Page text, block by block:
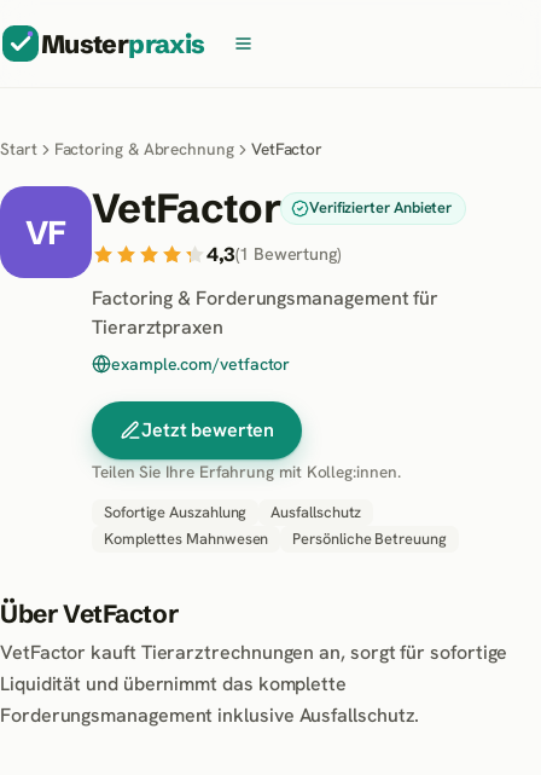
Musterpraxis
Start Factoring & Abrechnung VetFactor
VF VetFactor Verifizierter Anbieter
4,3(1 Bewertung)
Factoring & Forderungsmanagement für
Tierarztpraxen
example.com/vetfactor
Jetzt bewerten
Teilen Sie Ihre Erfahrung mit Kolleg:innen.
Sofortige Auszahlung
Ausfallschutz
Komplettes Mahnwesen
Persönliche Betreuung
ÜberVetFactor
VetFactor kauft Tierarztrechnungen an, sorgt für sofortige
Liquidität und übernimmt das komplette
Forderungsmanagement inklusive Ausfallschutz.